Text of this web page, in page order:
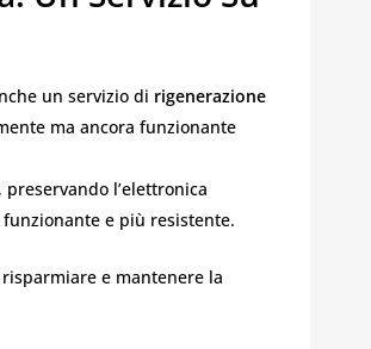
un servizio di rigenerazione
ma ancora funzionante
l’elettronica
e più resistente.
e mantenere la